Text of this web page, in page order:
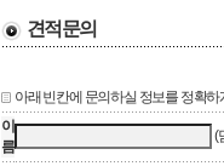
견적문의
아래 빈칸에 문의하실 정보를 정확
이
름
(